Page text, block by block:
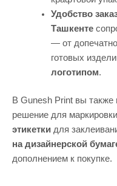
Удобство
Ташкенте
— от
готовых
логотипом.
В Gunesh Print вы также
решение для
этикетки для
на дизайнерской
дополнением к покупке.